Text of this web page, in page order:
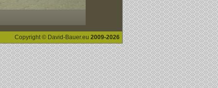
Copyright © David-Bauer.eu 2009-2026